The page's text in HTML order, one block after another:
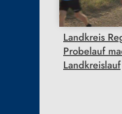
Landkreis
Probelauf
Landkreislauf